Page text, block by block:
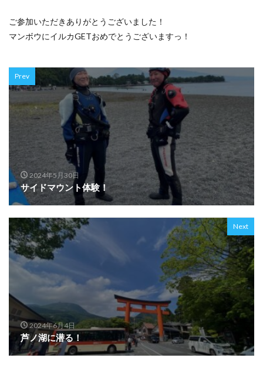
ご参加いただきありがとうございました！
マンボウにイルカGETおめでとうございますっ！
Prev
2024年5月30日
サイドマウント体験！
Next
2024年6月4日
芦ノ湖に潜る！